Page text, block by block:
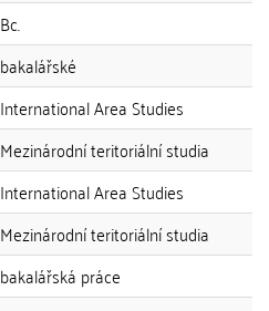
Bc.
bakalářské
International Area Studies
Mezinárodní teritoriální studia
International Area Studies
Mezinárodní teritoriální studia
bakalářská práce